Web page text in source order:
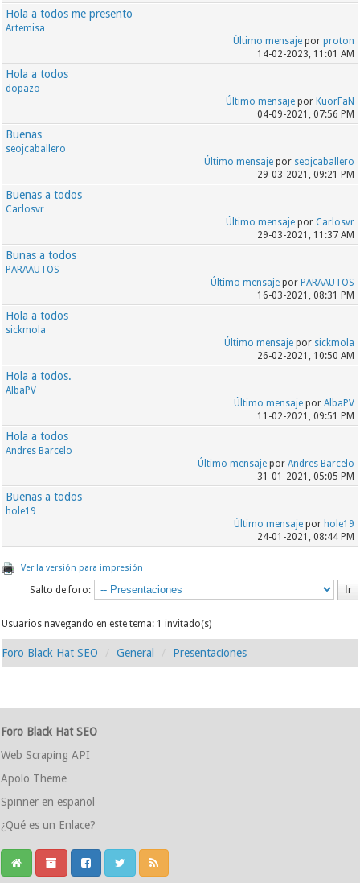
Hola a todos me presento
Artemisa
Último mensajepor proton
14-02-2023, 11:01 AM
Hola a todos
dopazo
Último mensajepor KuorFaN
04-09-2021, 07:56 PM
Buenas
seojcaballero
Último mensajepor seojcaballero
29-03-2021, 09:21 PM
Buenas a todos
Carlosvr
Último mensajepor Carlosvr
29-03-2021, 11:37 AM
Bunas a todos
PARAAUTOS
Último mensajepor PARAAUTOS
16-03-2021, 08:31 PM
Hola a todos
sickmola
Último mensajepor sickmola
26-02-2021, 10:50 AM
Hola a todos.
AlbaPV
Último mensajepor AlbaPV
11-02-2021, 09:51 PM
Hola a todos
Andres Barcelo
Último mensajepor Andres Barcelo
31-01-2021, 05:05 PM
Buenas a todos
hole19
Último mensajepor hole19
24-01-2021, 08:44 PM
Ver la versión para impresión
Salto de foro:
Usuarios navegando en este tema: 1 invitado(s)
Foro Black Hat SEO General Presentaciones
Foro Black Hat SEO
Web Scraping API
Apolo Theme
Spinner en español
¿Qué es un Enlace?